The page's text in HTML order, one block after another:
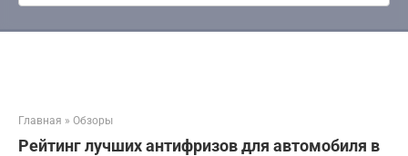
Главная » Обзоры
Рейтинг лучших антифризов для автомобиля в